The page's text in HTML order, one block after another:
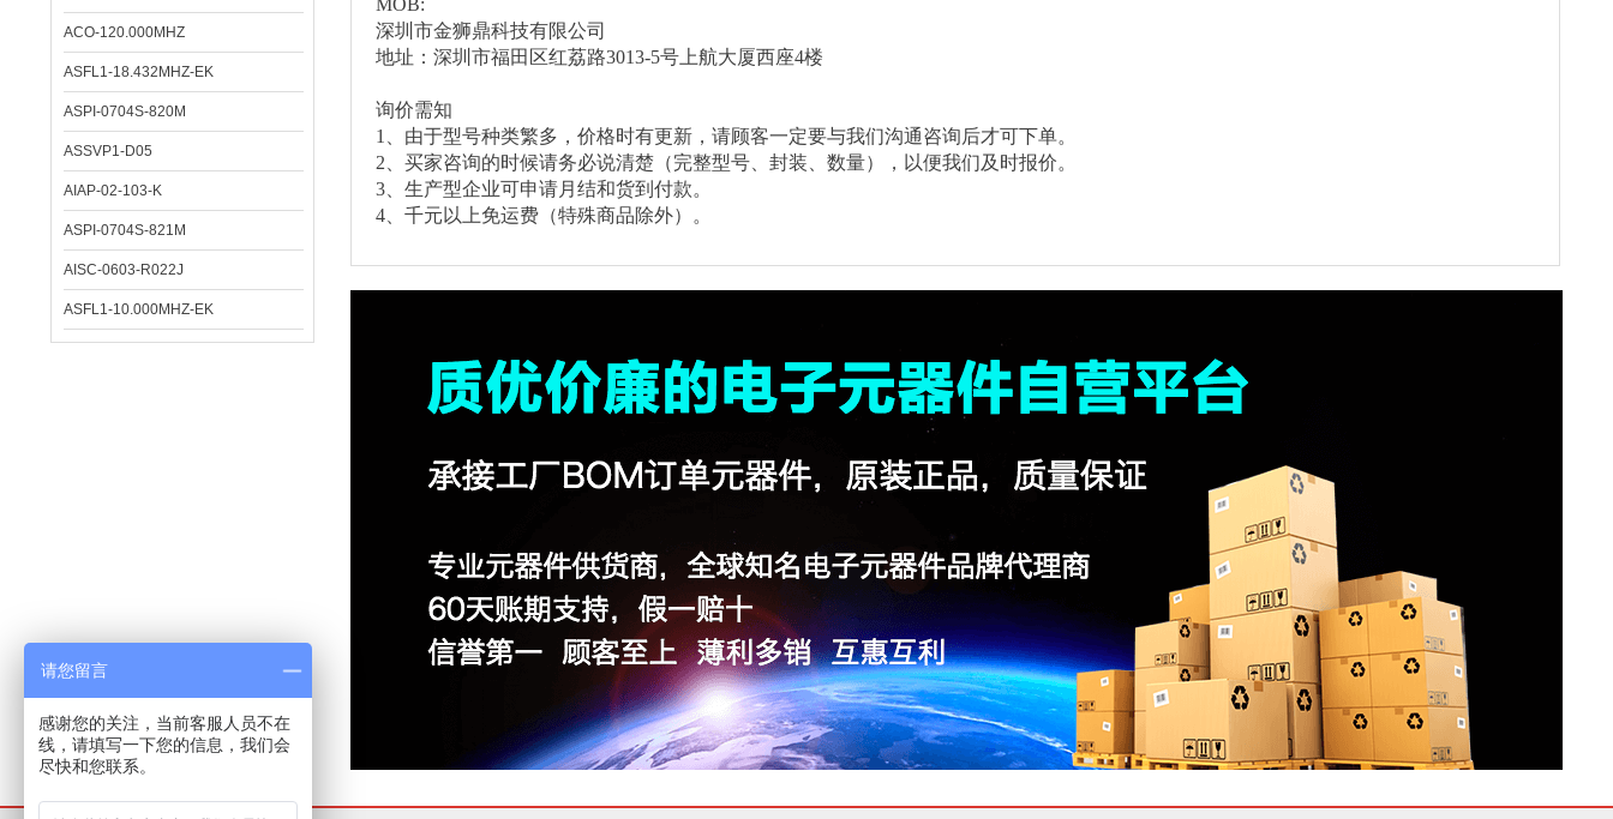
ACO-120.000MHZ
ASFL1-18.432MHZ-EK
ASPI-0704S-820M
ASSVP1-D05
AIAP-02-103-K
ASPI-0704S-821M
AISC-0603-R022J
ASFL1-10.000MHZ-EK
MOB:
深圳市金狮鼎科技有限公司
地址：深圳市福田区红荔路3013-5号上航大厦西座4楼
询价需知
1、由于型号种类繁多，价格时有更新，请顾客一定要与我们沟通咨询后才可下单。
2、买家咨询的时候请务必说清楚（完整型号、封装、数量），以便我们及时报价。
3、生产型企业可申请月结和货到付款。
4、千元以上免运费（特殊商品除外）。
请您留言
感谢您的关注，当前客服人员不在
线，请填写一下您的信息，我们会
尽快和您联系。